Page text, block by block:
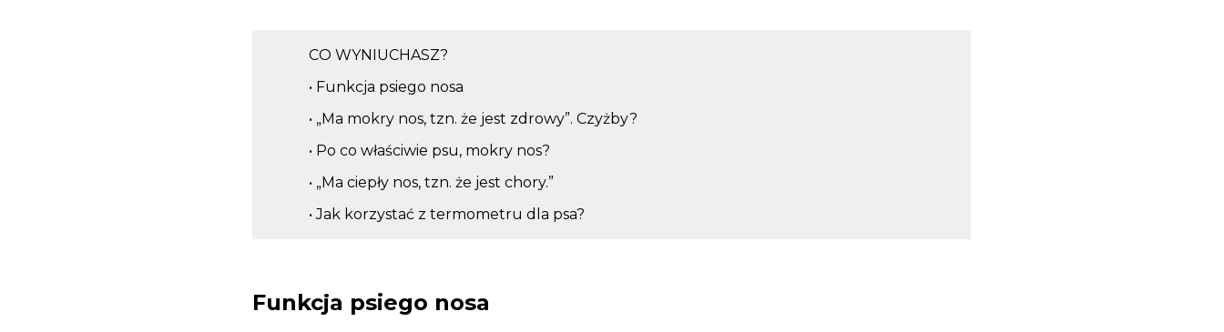
CO WYNIUCHASZ?
• Funkcja psiego nosa
• „Ma mokry nos, tzn. że jest zdrowy”. Czyżby?
• Po co właściwie psu, mokry nos?
• „Ma ciepły nos, tzn. że jest chory.”
• Jak korzystać z termometru dla psa?
Funkcja psiego nosa